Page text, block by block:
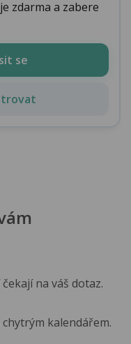
zdarma a zabere
se
na váš dotaz.
kalendářem.